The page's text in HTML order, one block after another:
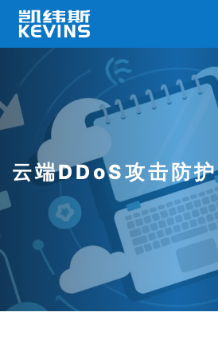
云端DDoS攻击防护